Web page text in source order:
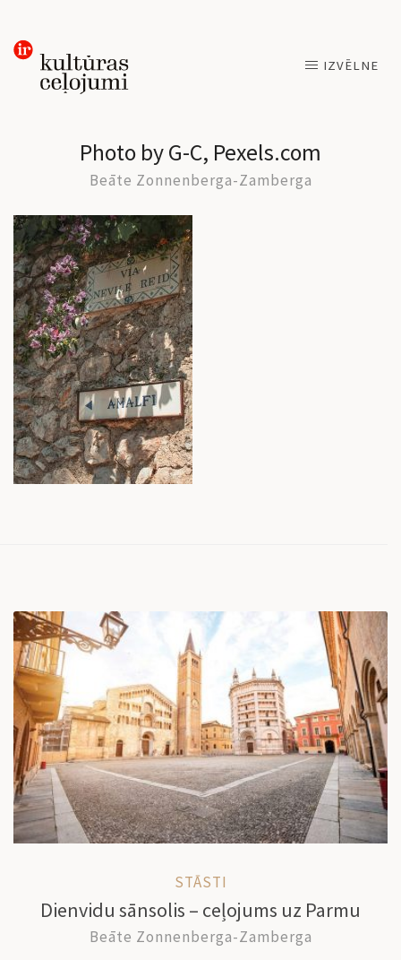
Skip
content
IZVĒLNE
Photo by G-C, Pexels.com
Beāte Zonnenberga-Zamberga
STĀSTI
Dienvidu sānsolis – ceļojums uz Parmu
Beāte Zonnenberga-Zamberga